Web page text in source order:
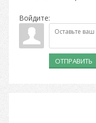
Войдите:
ОТПРАВИТЬ